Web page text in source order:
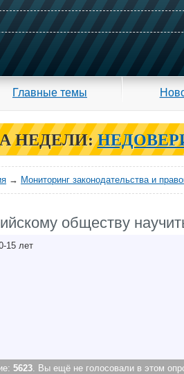
Главные темы
НЕДЕЛИ:
→ Мониторинг законодательства и
обществу
15 лет
5623. Вы ещё не голосовали в этом